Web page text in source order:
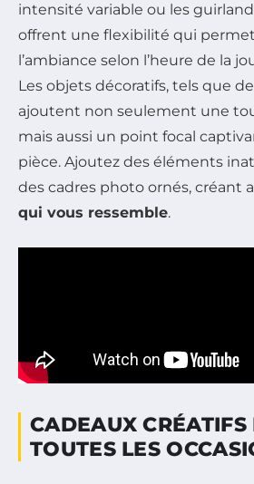
intensité variable ou les
offrent une flexibilité qui
l’ambiance selon l’heure de la
Les objets décoratifs, tels que
ajoutent non seulement une
mais aussi un point focal
pièce. Ajoutez des éléments
des cadres photo ornés, créant
qui vous ressemble.
CADEAUX CRÉATIFS
TOUTES LES